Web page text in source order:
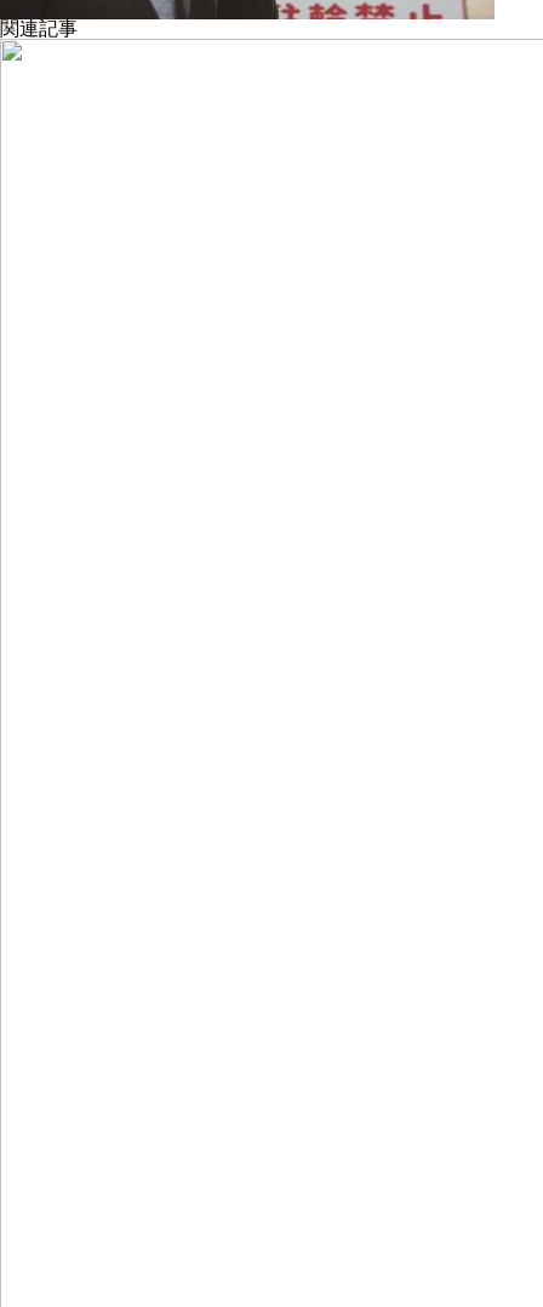
関連記事